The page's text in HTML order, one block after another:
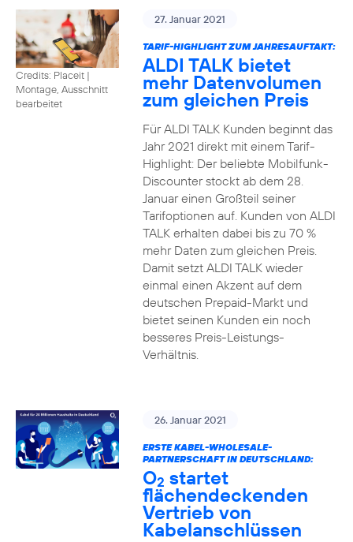
Credits: Placeit |
Montage, Ausschnitt
bearbeitet
27. Januar 2021
TARIF-HIGHLIGHT ZUM JAHRESAUFTAKT:
ALDI TALK bietet
mehr Datenvolumen
zum gleichen Preis
Für ALDI TALK Kunden beginnt das
Jahr 2021 direkt mit einem Tarif-
Highlight: Der beliebte Mobilfunk-
Discounter stockt ab dem 28.
Januar einen Großteil seiner
Tarifoptionen auf. Kunden von ALDI
TALK erhalten dabei bis zu 70 %
mehr Daten zum gleichen Preis.
Damit setzt ALDI TALK wieder
einmal einen Akzent auf dem
deutschen Prepaid-Markt und
bietet seinen Kunden ein noch
besseres Preis-Leistungs-
Verhältnis.
26. Januar 2021
ERSTE KABEL-WHOLESALE-
PARTNERSCHAFT IN DEUTSCHLAND:
O2 startet
flächendeckenden
Vertrieb von
Kabelanschlüssen